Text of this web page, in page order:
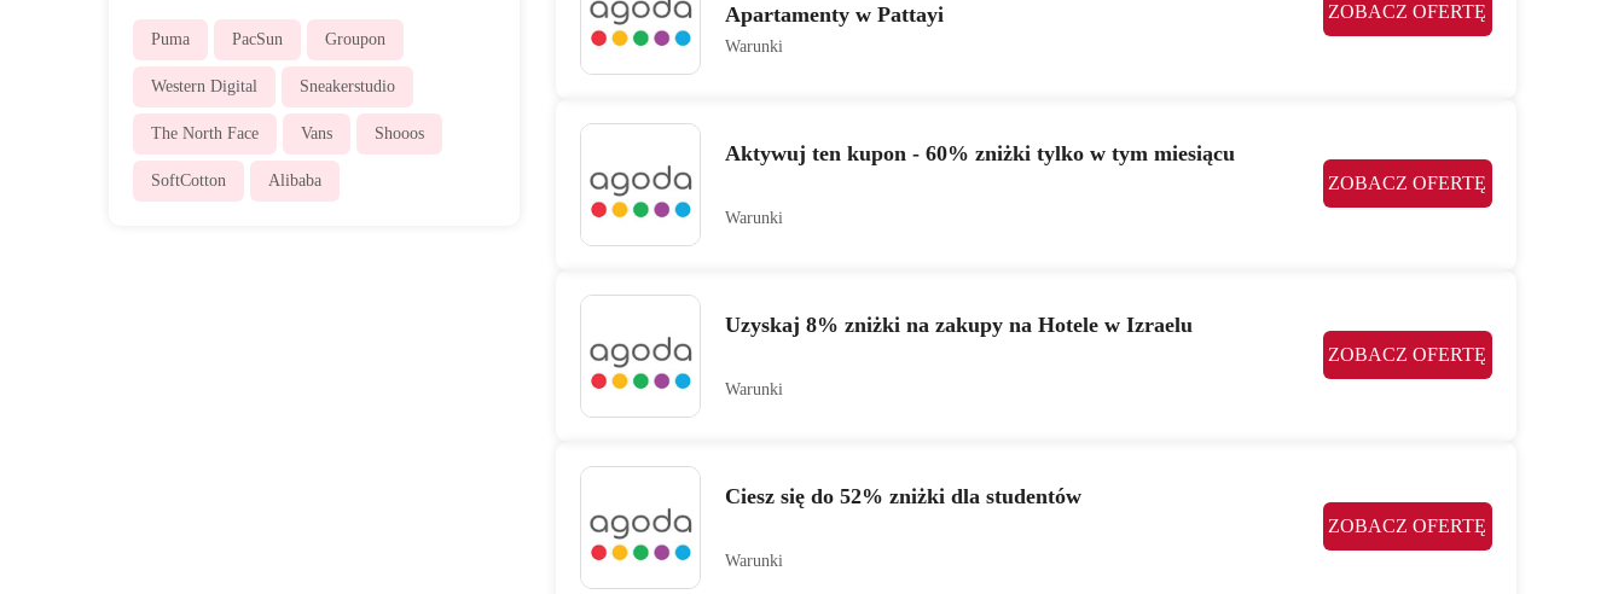
Puma PacSun Groupon
Western Digital Sneakerstudio
The North Face Vans Shooos
SoftCotton Alibaba
Apartamenty w Pattayi
ZOBACZ OFERTĘ
Warunki
Aktywuj ten kupon - 60% zniżki tylko w tym miesiącu
ZOBACZ OFERTĘ
Warunki
Uzyskaj 8% zniżki na zakupy na Hotele w Izraelu
ZOBACZ OFERTĘ
Warunki
Ciesz się do 52% zniżki dla studentów
ZOBACZ OFERTĘ
Warunki